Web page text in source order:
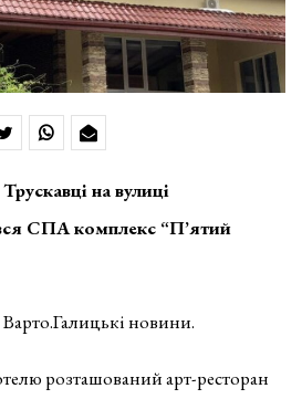
на вулиці
СПА комплекс “П’ятий
новини.
розташований арт-ресторан